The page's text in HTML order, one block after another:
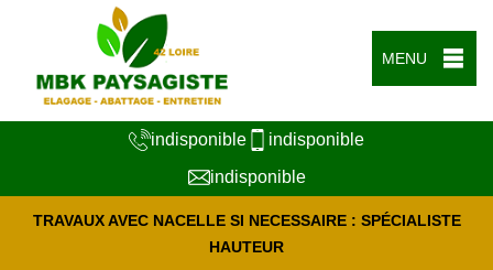
MENU
indisponible
indisponible
indisponible
TRAVAUX AVEC NACELLE SI NECESSAIRE : SPÉCIALISTE
HAUTEUR